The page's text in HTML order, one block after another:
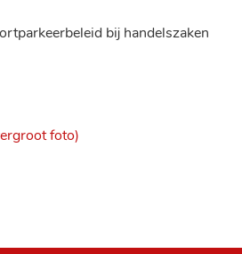
bij handelszaken